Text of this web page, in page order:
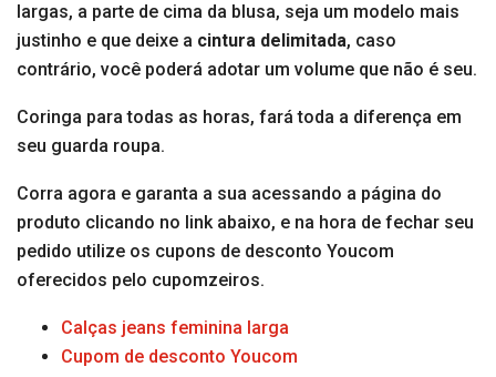
largas, a parte de cima da blusa, seja um modelo mais
justinho e que deixe a cintura delimitada, caso
contrário, você poderá adotar um volume que não é seu.
Coringa para todas as horas, fará toda a diferença em
seu guarda roupa.
Corra agora e garanta a sua acessando a página do
produto clicando no link abaixo, e na hora de fechar seu
pedido utilize os cupons de desconto Youcom
oferecidos pelo cupomzeiros.
Calças jeans feminina larga
Cupom de desconto Youcom